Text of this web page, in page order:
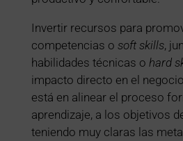
Invertir recursos para
competencias o soft skills,
habilidades técnicas o hard
impacto directo en el
está en alinear el proceso
aprendizaje, a los objetivos
teniendo muy claras las